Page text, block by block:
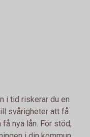
i tid riskerar du en
svårigheter att få
nya lån. För stöd,